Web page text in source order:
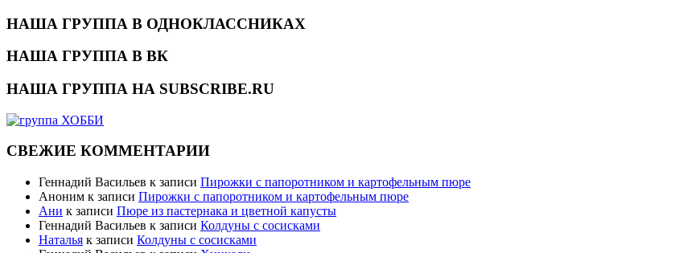
НАША ГРУППА В ОДНОКЛАССНИКАХ
НАША ГРУППА В ВК
НАША ГРУППА НА SUBSCRIBE.RU
СВЕЖИЕ КОММЕНТАРИИ
Геннадий Васильев к записи Пирожки с папоротником и картофельным пюре
Аноним к записи Пирожки с папоротником и картофельным пюре
Ани к записи Пюре из пастернака и цветной капусты
Геннадий Васильев к записи Колдуны с сосисками
Наталья к записи Колдуны с сосисками